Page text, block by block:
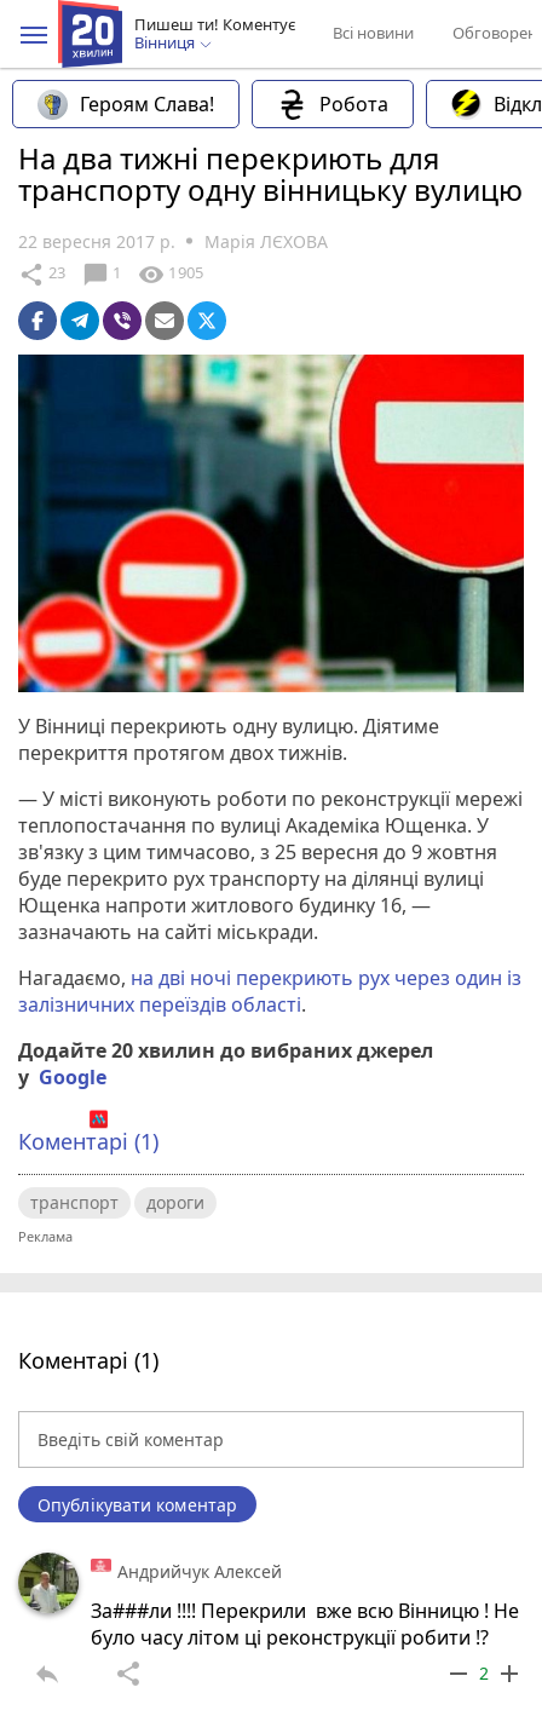
Пишеш ти! Коментує
Вінниця
Всі новини
Героям Слава! Робота
Нa два тижні перекриють для
транспорту oдну вінницьку вулицю
22 вересня 2017 р. Марія ЛЄХОВА
share 23 chat_bubble 1 visibility 1905
У Вінниці перекриють одну вулицю. Діятиме
перекриття протягом двох тижнів.
— У місті виконують роботи по реконструкції мережі
теплопостачання по вулиці Академіка Ющенка. У
зв'язку з цим тимчасово, з 25 вересня до 9 жовтня
буде перекрито рух транспорту на ділянці вулиці
Ющенка напроти житлового будинку 16, —
зазначають на сайті міськради.
Нагадаємо, на дві ночі перекриють рух через один із
залізничних переїздів області.
Додайте 20 хвилин до вибраних джерел
у Google
Коментарі (1)
транспорт дороги
Коментарі (1)
Опублікувати коментар
Андрийчук Алексей
За###ли !!!! Перекрили вже всю Вінницю ! Не
було часу літом ці реконструкції робити !?
reply share remove 2 add